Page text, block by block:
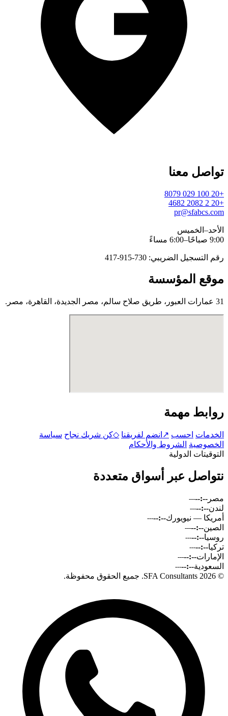
تواصل معنا
+20 100 029 8079
+20 2 2082 4682
pr@sfabcs.com
الأحد–الخميس
9:00 صباحًا–6:00 مساءً
رقم التسجيل الضريبي: 730-915-417
موقع المؤسسة
31 عمارات العبور، طريق صلاح سالم، مصر الجديدة، القاهرة، مصر.
روابط مهمة
الخدمات احسب ↗ انضم لفريقنا ◇كن شريك نجاح سياسة
الخصوصية الشروط والأحكام
التوقيتات الدولية
نتواصل عبر أسواق متعددة
مصر --:--
---
لندن--:--
---
أمريكا — نيويورك--:--
---
الصين--:--
---
روسيا--:--
---
تركيا--:--
---
الإمارات--:--
---
السعودية--:--
---
© 2026 SFA Consultants. جميع الحقوق محفوظة.